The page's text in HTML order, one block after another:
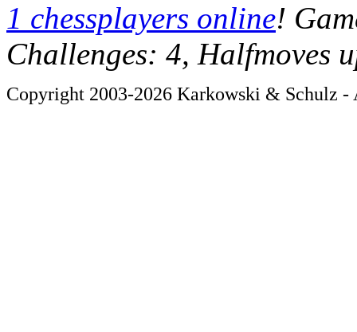
1 chessplayers online!
Challenges: 4, Halfmoves
Copyright 2003-2026 Karkowski & Schulz